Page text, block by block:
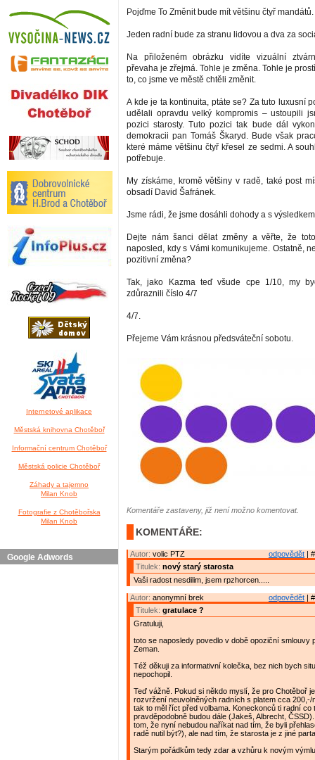
Internetové aplikace
Městská knihovna Chotěboř
Informační centrum Chotěboř
Městská policie Chotěboř
Záhady a tajemno
Milan Knob
Fotografie z Chotěbořska
Milan Knob
Google Adwords
Pojďme To Změnit bude mít většinu čtyř mandátů.
Jeden radní bude za stranu lidovou a dva za
Na přiloženém obrázku vidíte vizuální
převaha je zřejmá. Tohle je změna. Tohle je
to, co jsme ve městě chtěli změnit.
A kde je ta kontinuita, ptáte se? Za tuto luxusní
udělali opravdu velký kompromis – ustoupili
pozici starosty. Tuto pozici tak bude dál
demokracii pan Tomáš Škaryd. Bude však
které máme většinu čtyř křesel ze sedmi. A
potřebuje.
My získáme, kromě většiny v radě, také post
obsadí David Šafránek.
Jsme rádi, že jsme dosáhli dohody a s
Dejte nám šanci dělat změny a věřte, že
naposled, kdy s Vámi komunikujeme. Ostatně,
pozitivní změna?
Tak, jako Kazma teď všude cpe 1/10, my
zdůraznili číslo 4/7
4/7.
Přejeme Vám krásnou předsváteční sobotu.
Komentáře zastaveny, již není možno komentovat.
KOMENTÁŘE:
odpovědět |
Autor: volic PTZ
Titulek: nový starý starosta
Vaši radost nesdilim, jsem rpzhorcen.....
odpovědět |
Autor: anonymní brek
Titulek: gratulace ?
Gratuluji,
toto se naposledy povedlo v době opoziční smlouvy
Zeman.
Též děkuji za informativní kolečka, bez nich bych
nepochopil.
Teď vážně. Pokud si někdo myslí, že pro Chotěboř
rozvržení neuvolněných radních s platem cca 200,-/
tak to měl říct před volbama. Koneckonců ti radní co
pravděpodobně budou dále (Jakeš, Albrecht,
tom, že nyní nebudou naříkat nad tím, že byli
radě nutil být?), ale nad tím, že starosta je z jiné
Starým pořádkům tedy zdar a vzhůru k novým